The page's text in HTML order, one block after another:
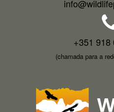
+351 918
(chamada para a